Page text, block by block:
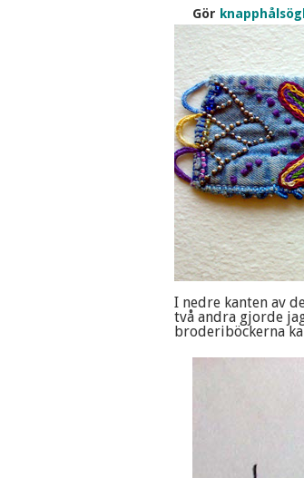
Gör
I nedre kanten av
två andra gjorde
broderiböckerna